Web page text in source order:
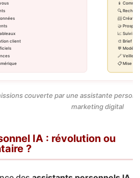
client
📱
🔍
📨
🤝
📈 Suivi
🎨 Brief
💬
🔗 Veille
📋 Mise à
couverte par une assistante
marketing digital
IA : révolution ou
?